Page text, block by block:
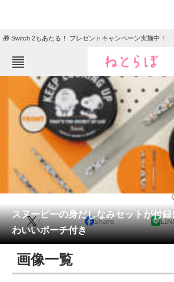
🎁 Switch 2もあたる！ プレゼントキャンペーン実施中！
ねとらぼメニュー
TOP ニュース
エンタメ クイズ
地域
教育・育児
リサーチ
会員記事
メディア
注目記事を集めた総合ページ
スヌーピーの身だしなみセットが付
わいいポーチ付き
X Share
画像一覧